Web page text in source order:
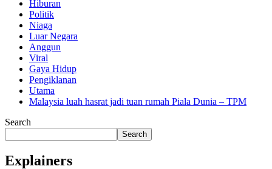
Hiburan
Politik
Niaga
Luar Negara
Anggun
Viral
Gaya Hidup
Pengiklanan
Utama
Malaysia luah hasrat jadi tuan rumah Piala Dunia – TPM
Search
Search
Explainers